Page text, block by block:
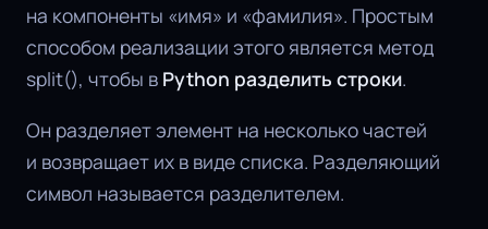
на компоненты «имя» и «фамилия». Простым
способом реализации этого является метод
split(), чтобы в Python разделить строки.
Он разделяет элемент на несколько частей
и возвращает их в виде списка. Разделяющий
символ называется разделителем.